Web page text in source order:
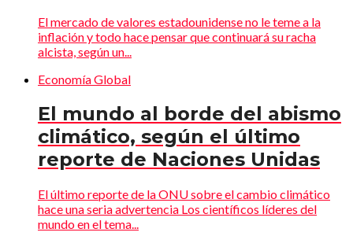
El mercado de valores estadounidense no le teme a la
inflación y todo hace pensar que continuará su racha
alcista, según un...
Economía Global
El mundo al borde del abismo
climático, según el último
reporte de Naciones Unidas
El último reporte de la ONU sobre el cambio climático
hace una seria advertencia Los científicos líderes del
mundo en el tema...